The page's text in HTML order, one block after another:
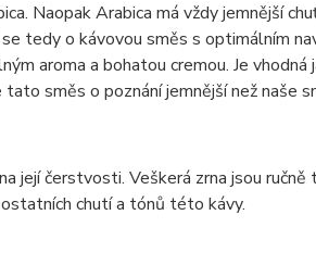
Naopak Arabica má vždy jemnější
tedy o kávovou směs s optimálním
aroma a bohatou cremou. Je vhodná
směs o poznání jemnější než naše
její čerstvosti. Veškerá zrna jsou
chutí a tónů této kávy.